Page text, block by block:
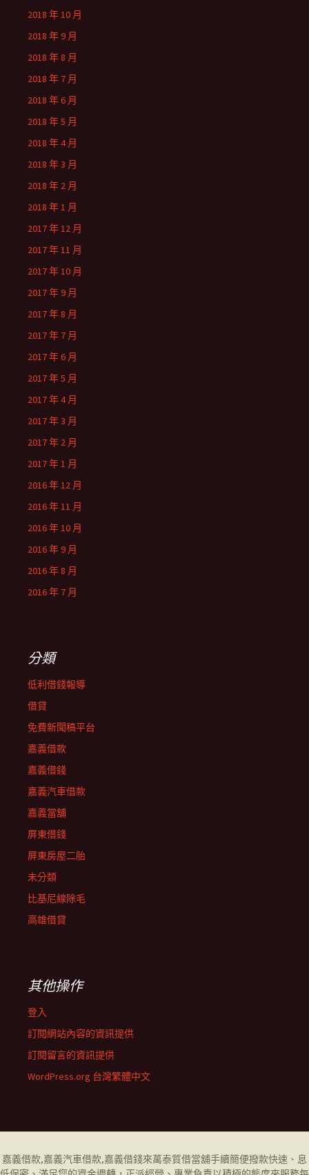
2018 年 10 月
2018 年 9 月
2018 年 8 月
2018 年 7 月
2018 年 6 月
2018 年 5 月
2018 年 4 月
2018 年 3 月
2018 年 2 月
2018 年 1 月
2017 年 12 月
2017 年 11 月
2017 年 10 月
2017 年 9 月
2017 年 8 月
2017 年 7 月
2017 年 6 月
2017 年 5 月
2017 年 4 月
2017 年 3 月
2017 年 2 月
2017 年 1 月
2016 年 12 月
2016 年 11 月
2016 年 10 月
2016 年 9 月
2016 年 8 月
2016 年 7 月
分類
低利借錢報導
借貸
免費新聞稿平台
嘉義借款
嘉義借錢
嘉義汽車借款
嘉義當舖
屏東借錢
屏東房屋二胎
未分類
比基尼線除毛
高雄借貸
其他操作
登入
訂閱網站內容的資訊提供
訂閱留言的資訊提供
WordPress.org 台灣繁體中文
嘉義借款,嘉義汽車借款,嘉義借錢來萬泰質借當舖手續簡便撥款快速、息